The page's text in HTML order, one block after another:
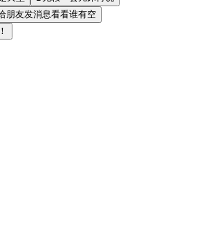
朋友发消息看看谁有空